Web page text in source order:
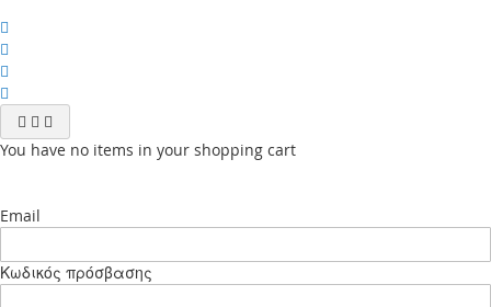
You have no items in your shopping cart
Email
Κωδικός πρόσβασης